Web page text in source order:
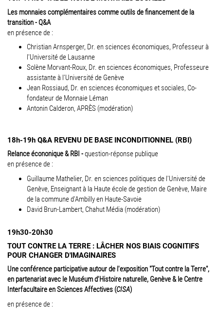
Les monnaies complémentaires comme outils de financement de la
transition - Q&A
en présence de :
Christian Arnsperger, Dr. en sciences économiques, Professeur à
l'Université de Lausanne
Solène Morvant-Roux, Dr. en sciences économiques, Professeure
assistante à l'Université de Genève
Jean Rossiaud, Dr. en sciences économiques et sociales, Co-
fondateur de Monnaie Léman
Antonin Calderon, APRÈS (modération)
18h-19h Q&A REVENU DE BASE INCONDITIONNEL (RBI)
Relance écononique & RBI -question-réponse publique
en présence de :
Guillaume Mathelier, Dr. en sciences politiques de l'Université de
Genève, Enseignant à la Haute école de gestion de Genève, Maire
de la commune d'Ambilly en Haute-Savoie
David Brun-Lambert, Chahut Média (modération)
19h30-20h30
TOUT CONTRE LA TERRE : LÂCHER NOS BIAIS COGNITIFS
POUR CHANGER D'IMAGINAIRES
Une conférence participative autour de l'exposition "Tout contre la Terre",
en partenariat avec le Muséum d'Histoire naturelle, Genève & le Centre
Interfacultaireen Sciences Affectives (CISA)
en présence de :